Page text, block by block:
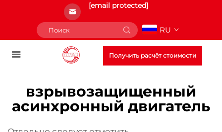
[email protected]
RU
Получить расчёт стоимости
взрывозащищенный
асинхронный двигатель